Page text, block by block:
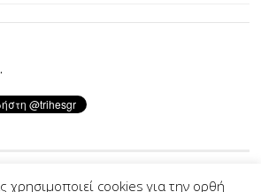
Rights Reserved.
χρησιμοποιεί cookies για την ορθή